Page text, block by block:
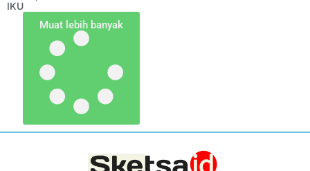
IKU
Muat lebih banyak